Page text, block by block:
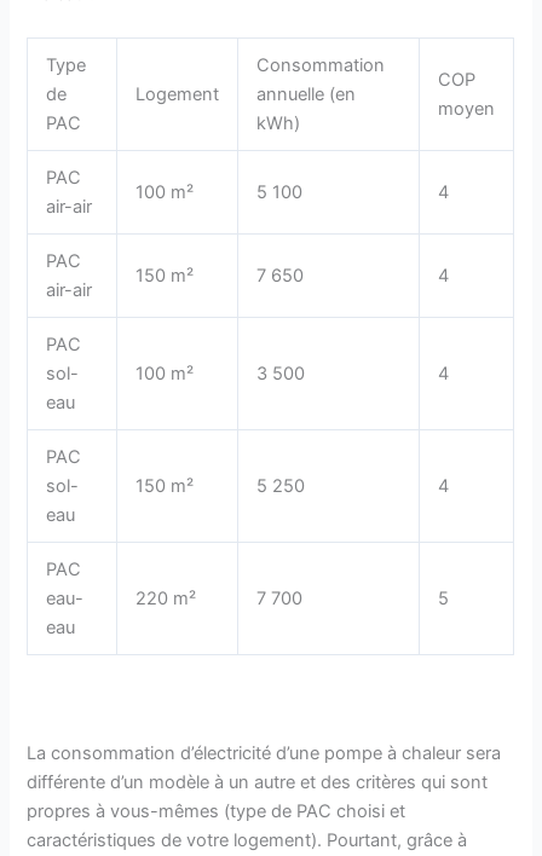
Type
de
PAC
Logement
Consommation
annuelle (en
kWh)
COP
moyen
PAC
air-air
100 m² 5 100 4
PAC
air-air
150 m² 7 650 4
PAC
sol-
eau
100 m² 3 500 4
PAC
sol-
eau
150 m² 5 250 4
PAC
eau-
eau
220 m² 7 700 5
La consommation d’électricité d’une pompe à chaleur sera
différente d’un modèle à un autre et des critères qui sont
propres à vous-mêmes (type de PAC choisi et
caractéristiques de votre logement). Pourtant, grâce à